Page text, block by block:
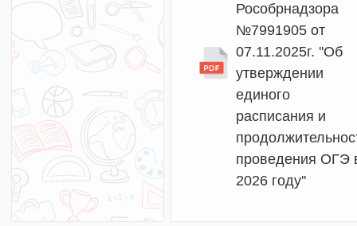
Рособрнадзора
№7991905 от
07.11.2025г. ''Об
утверждении
единого
расписания и
проведения ОГЭ
2026 году''